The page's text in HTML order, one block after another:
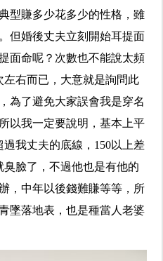
型賺多少花多少的性格，雖
但婚後丈夫立刻開始耳提面
面命呢？次數也不能說太頻
左右而已，大意就是詢問此
為了避免大家誤會我是穿名
以我一定要說明，基本上平
我丈夫的底線，150以上差
臉了，不過他也是有他的
，中年以後錢難賺等等，所
墜落地表，也是種當人老婆